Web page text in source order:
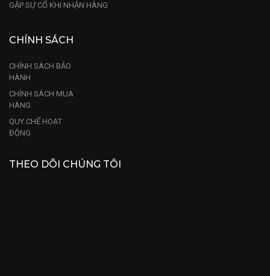
GẶP SỰ CỐ KHI NHẬN HÀNG
CHÍNH SÁCH
CHÍNH SÁCH BẢO
HÀNH
CHÍNH SÁCH MUA
HÀNG
QUY CHẾ HOẠT
ĐỘNG
THEO DÕI CHÚNG TÔI